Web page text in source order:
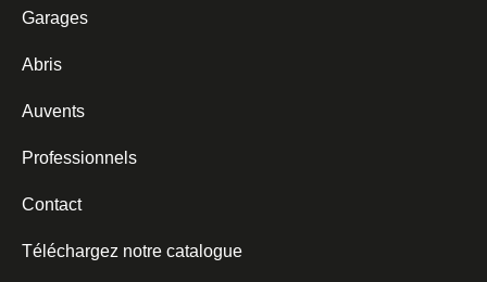
Garages
Abris
Auvents
Professionnels
Contact
Téléchargez notre catalogue